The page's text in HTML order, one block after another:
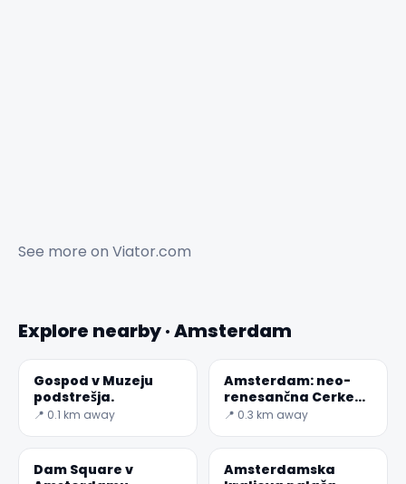
See more on Viator.com
Explore nearby · Amsterdam
Gospod v Muzeju
podstrešja.
📍 0.1 km away
Amsterdam: neo-
renesančna Cerkev
sv. Nikolaja
📍 0.3 km away
Dam Square v
Amsterdamska